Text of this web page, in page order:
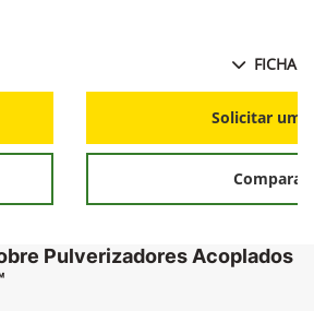
FICHA
Solicitar
Comparar
Pulverizadores Acoplados